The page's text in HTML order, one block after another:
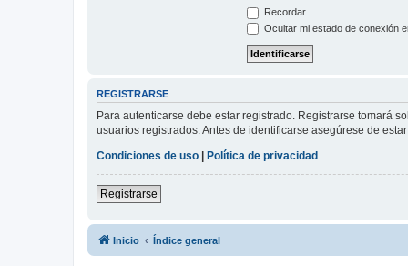
Recordar
Ocultar mi estado de conexión
REGISTRARSE
Para autenticarse debe estar registrado. Registrarse tomará
usuarios registrados. Antes de identificarse asegúrese de
Condiciones de uso | Política de privacidad
Registrarse
Inicio Índice general